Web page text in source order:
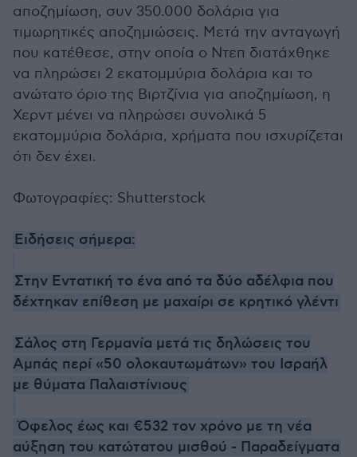
αποζημίωση, συν 350.000 δολάρια για
τιμωρητικές αποζημιώσεις. Μετά την ανταγωγή
που κατέθεσε, στην οποία ο Ντεπ διατάχθηκε
να πληρώσει 2 εκατομμύρια δολάρια και το
ανώτατο όριο της Βιρτζίνια για αποζημίωση, η
Χερντ μένει να πληρώσει συνολικά 5
εκατομμύρια δολάρια, χρήματα που ισχυρίζεται
ότι δεν έχει.
Φωτογραφίες: Shutterstock
Ειδήσεις σήμερα:
Στην Εντατική το ένα από τα δύο αδέλφια που
δέχτηκαν επίθεση με μαχαίρι σε κρητικό γλέντι
Σάλος στη Γερμανία μετά τις δηλώσεις του
Αμπάς περί «50 ολοκαυτωμάτων» του Ισραήλ
με θύματα Παλαιστίνιους
Όφελος έως και €532 τον χρόνο με τη νέα
αύξηση του κατώτατου μισθού - Παραδείγματα